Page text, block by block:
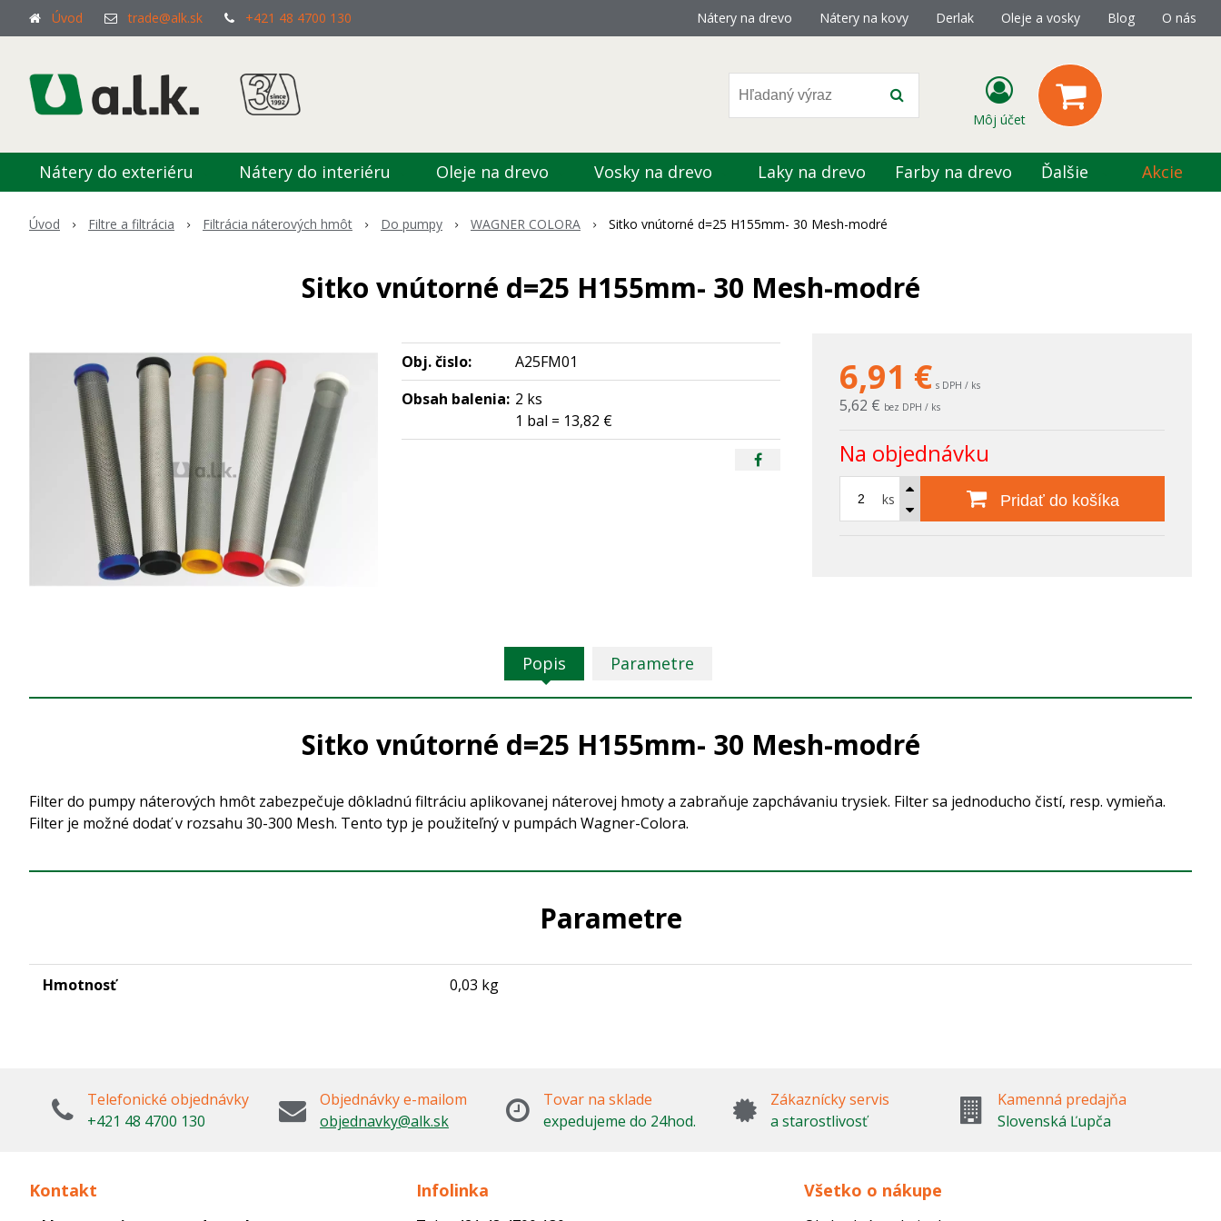
Úvod trade@alk.sk +421 48 4700 130 Nátery na drevo Nátery na kovy Derlak Oleje a vosky Blog O nás
Môj účet
Nátery do exteriéru Nátery do interiéru Oleje na drevo Vosky na drevo Laky na drevo Farby na drevo Ďalšie Akcie
Úvod Filtre a filtrácia Filtrácia náterových hmôt Do pumpy WAGNER COLORA Sitko vnútorné d=25 H155mm- 30 Mesh-modré
Sitko vnútorné d=25 H155mm- 30 Mesh-modré
6,91 € s DPH / ks
5,62 € bez DPH / ks
Na objednávku
ks Pridať do košíka
Obj. čislo:
A25FM01
Obsah balenia: 2 ks
1 bal = 13,82 €
Popis Parametre
Sitko vnútorné d=25 H155mm- 30 Mesh-modré
Filter do pumpy náterových hmôt zabezpečuje dôkladnú filtráciu aplikovanej náterovej hmoty a zabraňuje zapchávaniu trysiek. Filter sa jednoducho čistí, resp. vymieňa.
Filter je možné dodať v rozsahu 30-300 Mesh. Tento typ je použiteľný v pumpách Wagner-Colora.
Parametre
Hmotnosť 0,03 kg
Telefonické objednávky
+421 48 4700 130
Objednávky e-mailom
objednavky@alk.sk
Tovar na sklade
expedujeme do 24hod.
Zákaznícky servis
a starostlivosť
Kamenná predajňa
Slovenská Ľupča
Kontakt Infolinka Všetko o nákupe